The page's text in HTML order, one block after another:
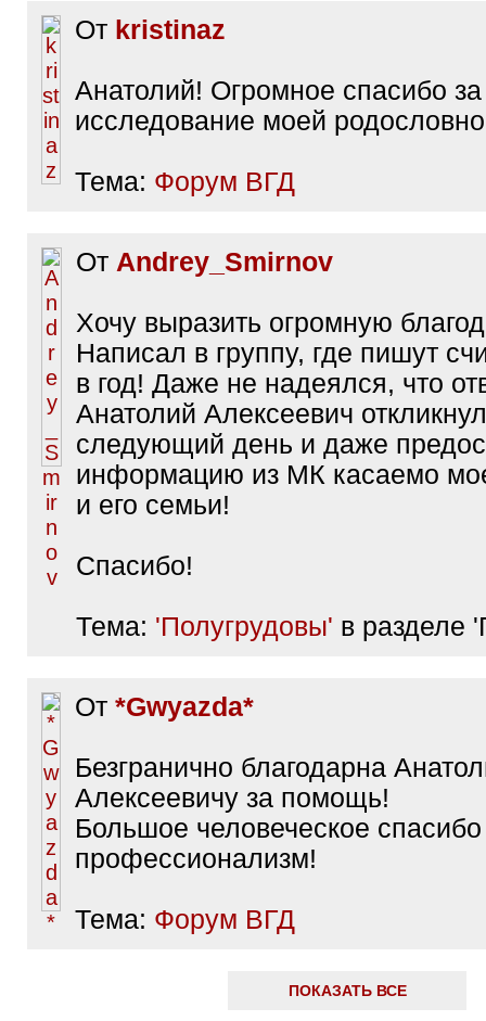
От kristinaz
Анатолий! Огромное спасибо за
исследование моей
Тема: Форум ВГД
От Andrey_Smirnov
Хочу выразить огромную
Написал в группу, где пишут
в год! Даже не надеялся, что
Анатолий Алексеевич
следующий день и даже
информацию из МК касаемо
и его семьи!
Спасибо!
Тема: 'Полугрудовы' в разделе
От *Gwyazda*
Безгранично благодарна
Алексеевичу за помощь!
Большое человеческое
профессионализм!
Тема: Форум ВГД
ПОКАЗАТЬ ВСЕ